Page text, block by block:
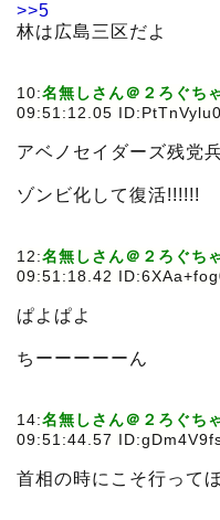
>>5
林は広島三区だよ
10:名無しさん＠２ろぐち
09:51:12.05 ID:PtTnVylu0
アベノセイダーズ残党
ゾンビ化して復活!!!!!!
12:名無しさん＠２ろぐち
09:51:18.42
ぱよぱよ
ちーーーーーん
14:名無しさん＠２ろぐち
09:51:44.57
首相の時にこそ行って